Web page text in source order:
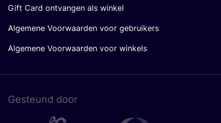
Gift Card ontvangen als winkel
Algemene Voorwaarden voor gebruikers
Algemene Voorwaarden voor winkels
Gesteund door